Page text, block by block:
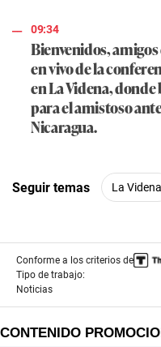
09:34
Bienvenidos,
en vivo de la
en La Videna,
para el amistoso
Nicaragua.
Seguir temas La Videna
Conforme a los criterios de
Tipo de trabajo:
Noticias